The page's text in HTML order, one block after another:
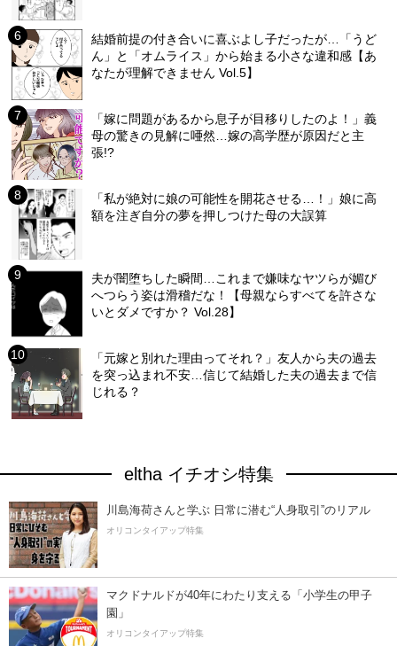
結婚前提の付き合いに喜ぶよし子だったが…「うど
ん」と「オムライス」から始まる小さな違和感【あ
なたが理解できません Vol.5】
「嫁に問題があるから息子が目移りしたのよ！」義
母の驚きの見解に唖然…嫁の高学歴が原因だと主
張!?
「私が絶対に娘の可能性を開花させる…！」娘に高
額を注ぎ自分の夢を押しつけた母の大誤算
夫が闇堕ちした瞬間…これまで嫌味なヤツらが媚び
へつらう姿は滑稽だな！【母親ならすべてを許さな
いとダメですか？ Vol.28】
「元嫁と別れた理由ってそれ？」友人から夫の過去
を突っ込まれ不安…信じて結婚した夫の過去まで信
じれる？
eltha イチオシ特集
川島海荷さんと学ぶ 日常に潜む“人身取引”のリアル
オリコンタイアップ特集
マクドナルドが40年にわたり支える「小学生の甲子
園」
オリコンタイアップ特集